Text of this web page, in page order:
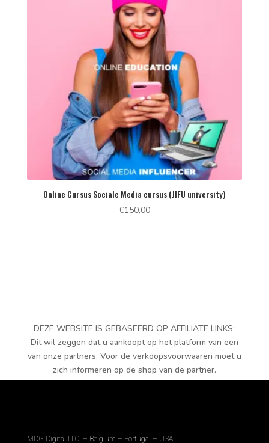
Online Cursus Sociale Media cursus (JIFU university)
€150,00
DEZE WEBSITE IS GEBASEERD OP AFFILIATE LINKS:
Dit wil zeggen dat u aankoopt op het platform van een
van onze partners. Voor de verkoopsvoorwaaren moet u
zich informeren op de shop van de partner.
MDG Digital LLC – Belgium – Portugal – USA